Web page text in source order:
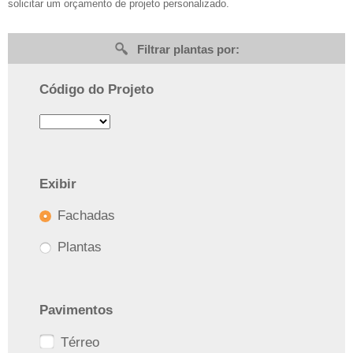
solicitar um orçamento de projeto personalizado.
Filtrar plantas por:
Código do Projeto
Exibir
Fachadas
Plantas
Pavimentos
Térreo